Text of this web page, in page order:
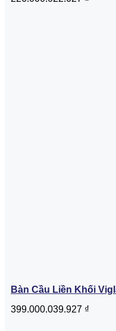
Bàn Cầu Liền Khối
399.000.039.927 ₫